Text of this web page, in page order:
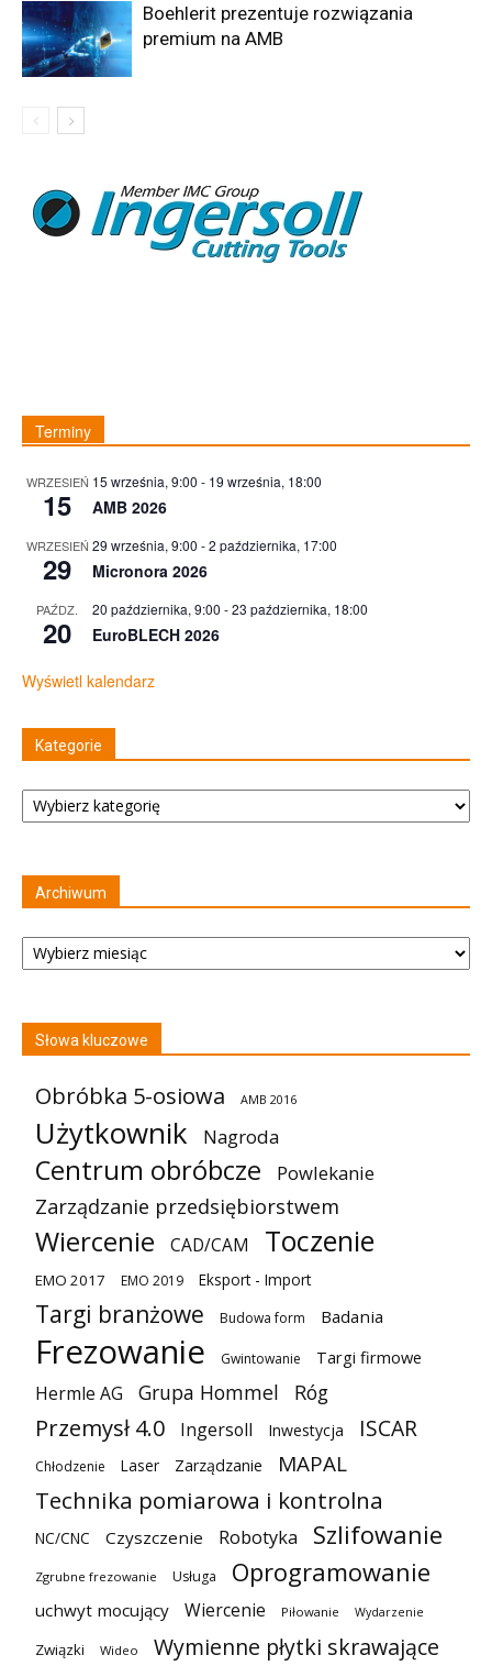
Boehlerit prezentuje rozwiązania
premium na AMB
Terminy
WRZESIEŃ
15
15 września, 9:00 - 19 września, 18:00
AMB 2026
WRZESIEŃ
29
29 września, 9:00 -2 października, 17:00
Micronora 2026
PAŹDZ.
20
20 października, 9:00 -23 października, 18:00
EuroBLECH 2026
Wyświetl kalendarz
Kategorie
Kategorie
Archiwum
Archiwum
Słowa kluczowe
Obróbka 5-osiowa AMB 2016
Użytkownik Nagroda
Centrum obróbcze Powlekanie
Zarządzanie przedsiębiorstwem
Wiercenie CAD/CAM Toczenie
EMO 2017 EMO 2019 Eksport - Import
Targi branżowe Budowa form Badania
Frezowanie Gwintowanie Targi firmowe
Hermle AG Grupa Hommel Róg
Przemysł 4.0 Ingersoll Inwestycja ISCAR
Chłodzenie Laser Zarządzanie MAPAL
Technika pomiarowa i kontrolna
NC/CNC Czyszczenie Robotyka Szlifowanie
Zgrubne frezowanie Usługa Oprogramowanie
uchwyt mocujący Wiercenie Piłowanie Wydarzenie
Związki Wideo Wymienne płytki skrawające